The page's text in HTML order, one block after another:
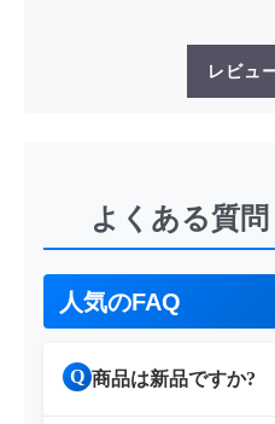
レビュ
よくある質問
人気のFAQ
Q 商品は新品ですか?